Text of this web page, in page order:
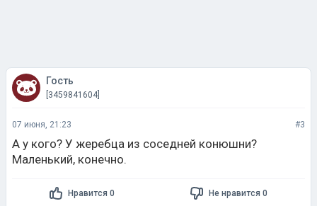
Гость
[3459841604]
07 июня, 21:23 #3
А у кого? У жеребца из соседней конюшни?
Маленький, конечно.
Нравится 0 Не нравится 0